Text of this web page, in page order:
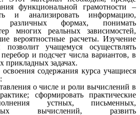
функциональной грамотности –
и анализировать информацию,
различных формах, понимать
многих реальных зависимостей,
вероятностные расчеты. Изучение
позволит учащемуся осуществлять
и подсчет числа вариантов, в
прикладных задачах.
содержания курса учащиеся
о числе и роли вычислений в
сформировать практические
устных, письменных,
вычислений, развить